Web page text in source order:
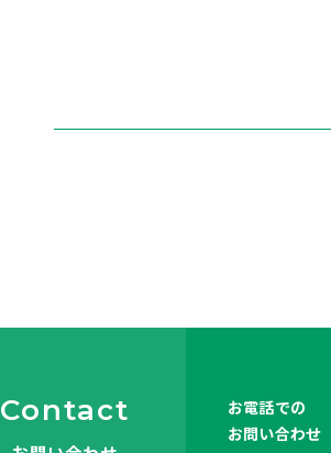
Contact
お電話での
お問い合わせ